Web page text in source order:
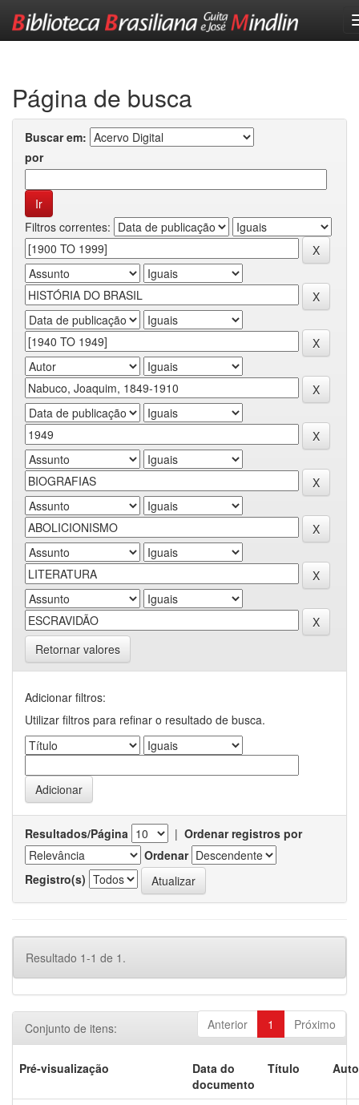
Página de busca
Buscar em:
por
Filtros correntes:
Retornar valores
Adicionar filtros:
Utilizar filtros para refinar o resultado de busca.
Resultados/Página | Ordenar registros por
Ordenar
Registro(s)
Resultado 1-1 de 1.
Anterior 1 Próximo
Conjunto de itens:
Pré-visualização
Data do
documento
Título